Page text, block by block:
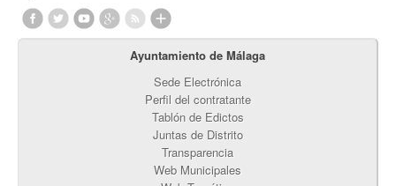
Ayuntamiento de Málaga
Sede Electrónica
Perfil del contratante
Tablón de Edictos
Juntas de Distrito
Transparencia
Web Municipales